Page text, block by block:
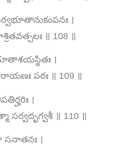
।
॥ 108 ॥
।
పరః ॥ 109 ॥
।
సర్వదృగ్వశీ ॥ 110 ॥
సనాతనః ।